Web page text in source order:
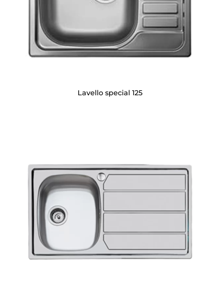
Lavello special 125